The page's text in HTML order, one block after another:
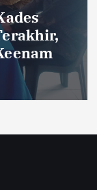
di